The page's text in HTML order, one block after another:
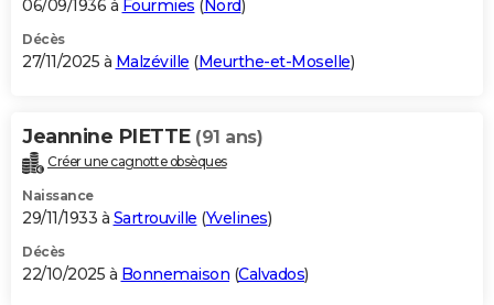
06/09/1936 à Fourmies ( Nord)
Décès
27/11/2025 à Malzéville (Meurthe-et-Moselle)
Jeannine PIETTE (91 ans)
Créer une cagnotte obsèques
Naissance
29/11/1933 à Sartrouville (Yvelines)
Décès
22/10/2025 à Bonnemaison (Calvados)